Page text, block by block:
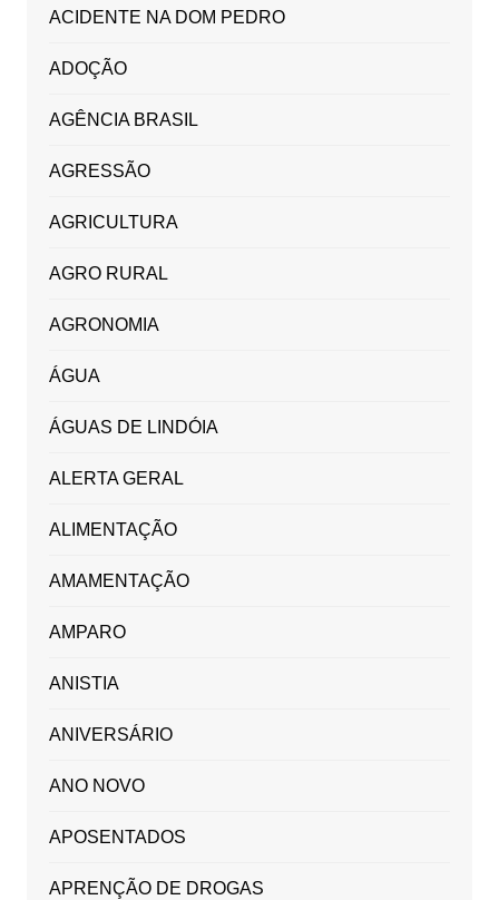
ACIDENTE NA DOM PEDRO
ADOÇÃO
AGÊNCIA BRASIL
AGRESSÃO
AGRICULTURA
AGRO RURAL
AGRONOMIA
ÁGUA
ÁGUAS DE LINDÓIA
ALERTA GERAL
ALIMENTAÇÃO
AMAMENTAÇÃO
AMPARO
ANISTIA
ANIVERSÁRIO
ANO NOVO
APOSENTADOS
APRENÇÃO DE DROGAS